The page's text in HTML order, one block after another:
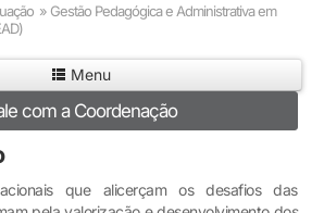
» Gestão Pedagógica e Administrativa em
Menu
com a Coordenação
que alicerçam os desafios das